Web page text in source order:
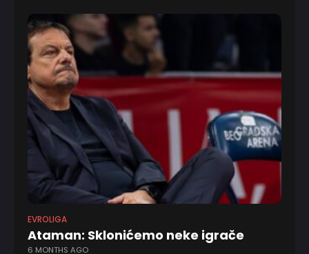
EVROLIGA
Ataman: Sklonićemo neke igrače
6 MONTHS AGO